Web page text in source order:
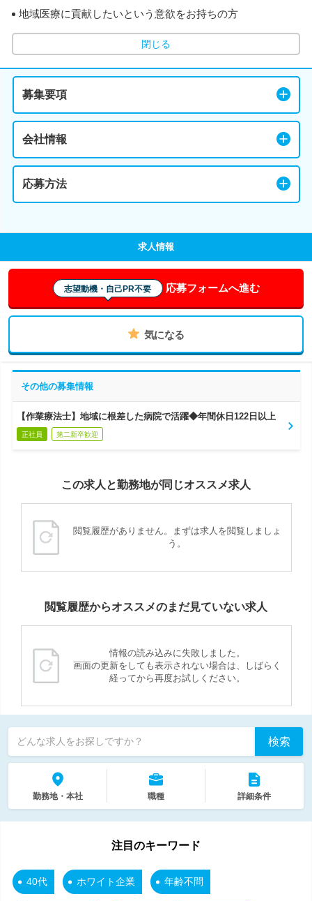
地域医療に貢献したいという意欲をお持ちの方
閉じる
募集要項
会社情報
応募方法
求人情報
志望動機・自己PR不要 応募フォームへ進む
気になる
その他の募集情報
【作業療法士】地域に根差した病院で活躍◆年間休日122日以上
正社員 第二新卒歓迎
この求人と勤務地が同じオススメ求人
閲覧履歴がありません。まずは求人を閲覧しましょ
う。
閲覧履歴からオススメのまだ見ていない求人
情報の読み込みに失敗しました。
画面の更新をしても表示されない場合は、しばらく
経ってから再度お試しください。
どんな求人をお探しですか？ 検索
勤務地・本社 職種 詳細条件
注目のキーワード
40代 ホワイト企業 年齢不問